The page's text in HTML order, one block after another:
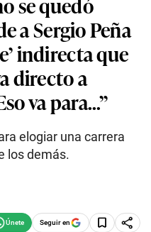
a Sergio Peña
indirecta que
directo a
va para...”
elogiar una carrera
los demás.
Seguir en